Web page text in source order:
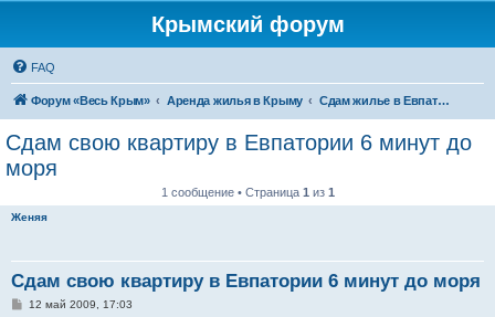
Крымский форум
FAQ
Форум «Весь Крым» Аренда жилья в Крыму Сдам жилье в Евпатории, Саках
Сдам свою квартиру в Евпатории 6 минут до
моря
1 сообщение • Страница 1 из 1
Женяя
Сдам свою квартиру в Евпатории 6 минут до моря
С12 май 2009, 17:03